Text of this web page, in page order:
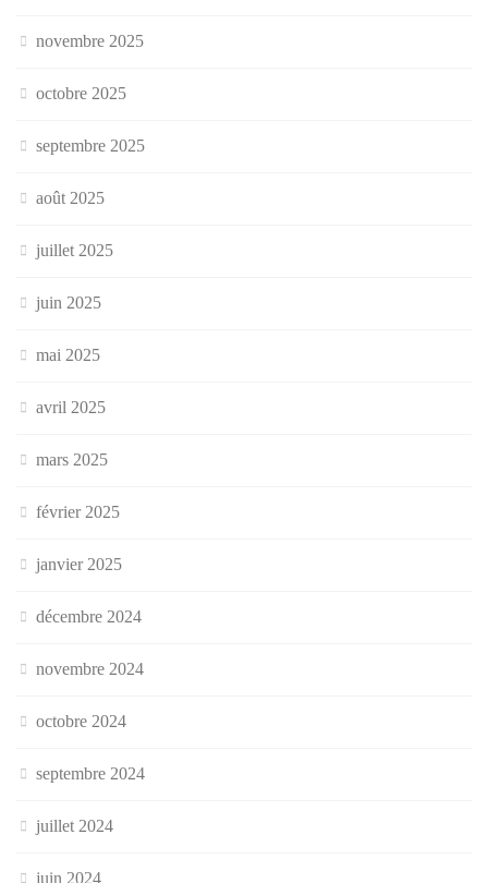
novembre 2025
octobre 2025
septembre 2025
août 2025
juillet 2025
juin 2025
mai 2025
avril 2025
mars 2025
février 2025
janvier 2025
décembre 2024
novembre 2024
octobre 2024
septembre 2024
juillet 2024
juin 2024